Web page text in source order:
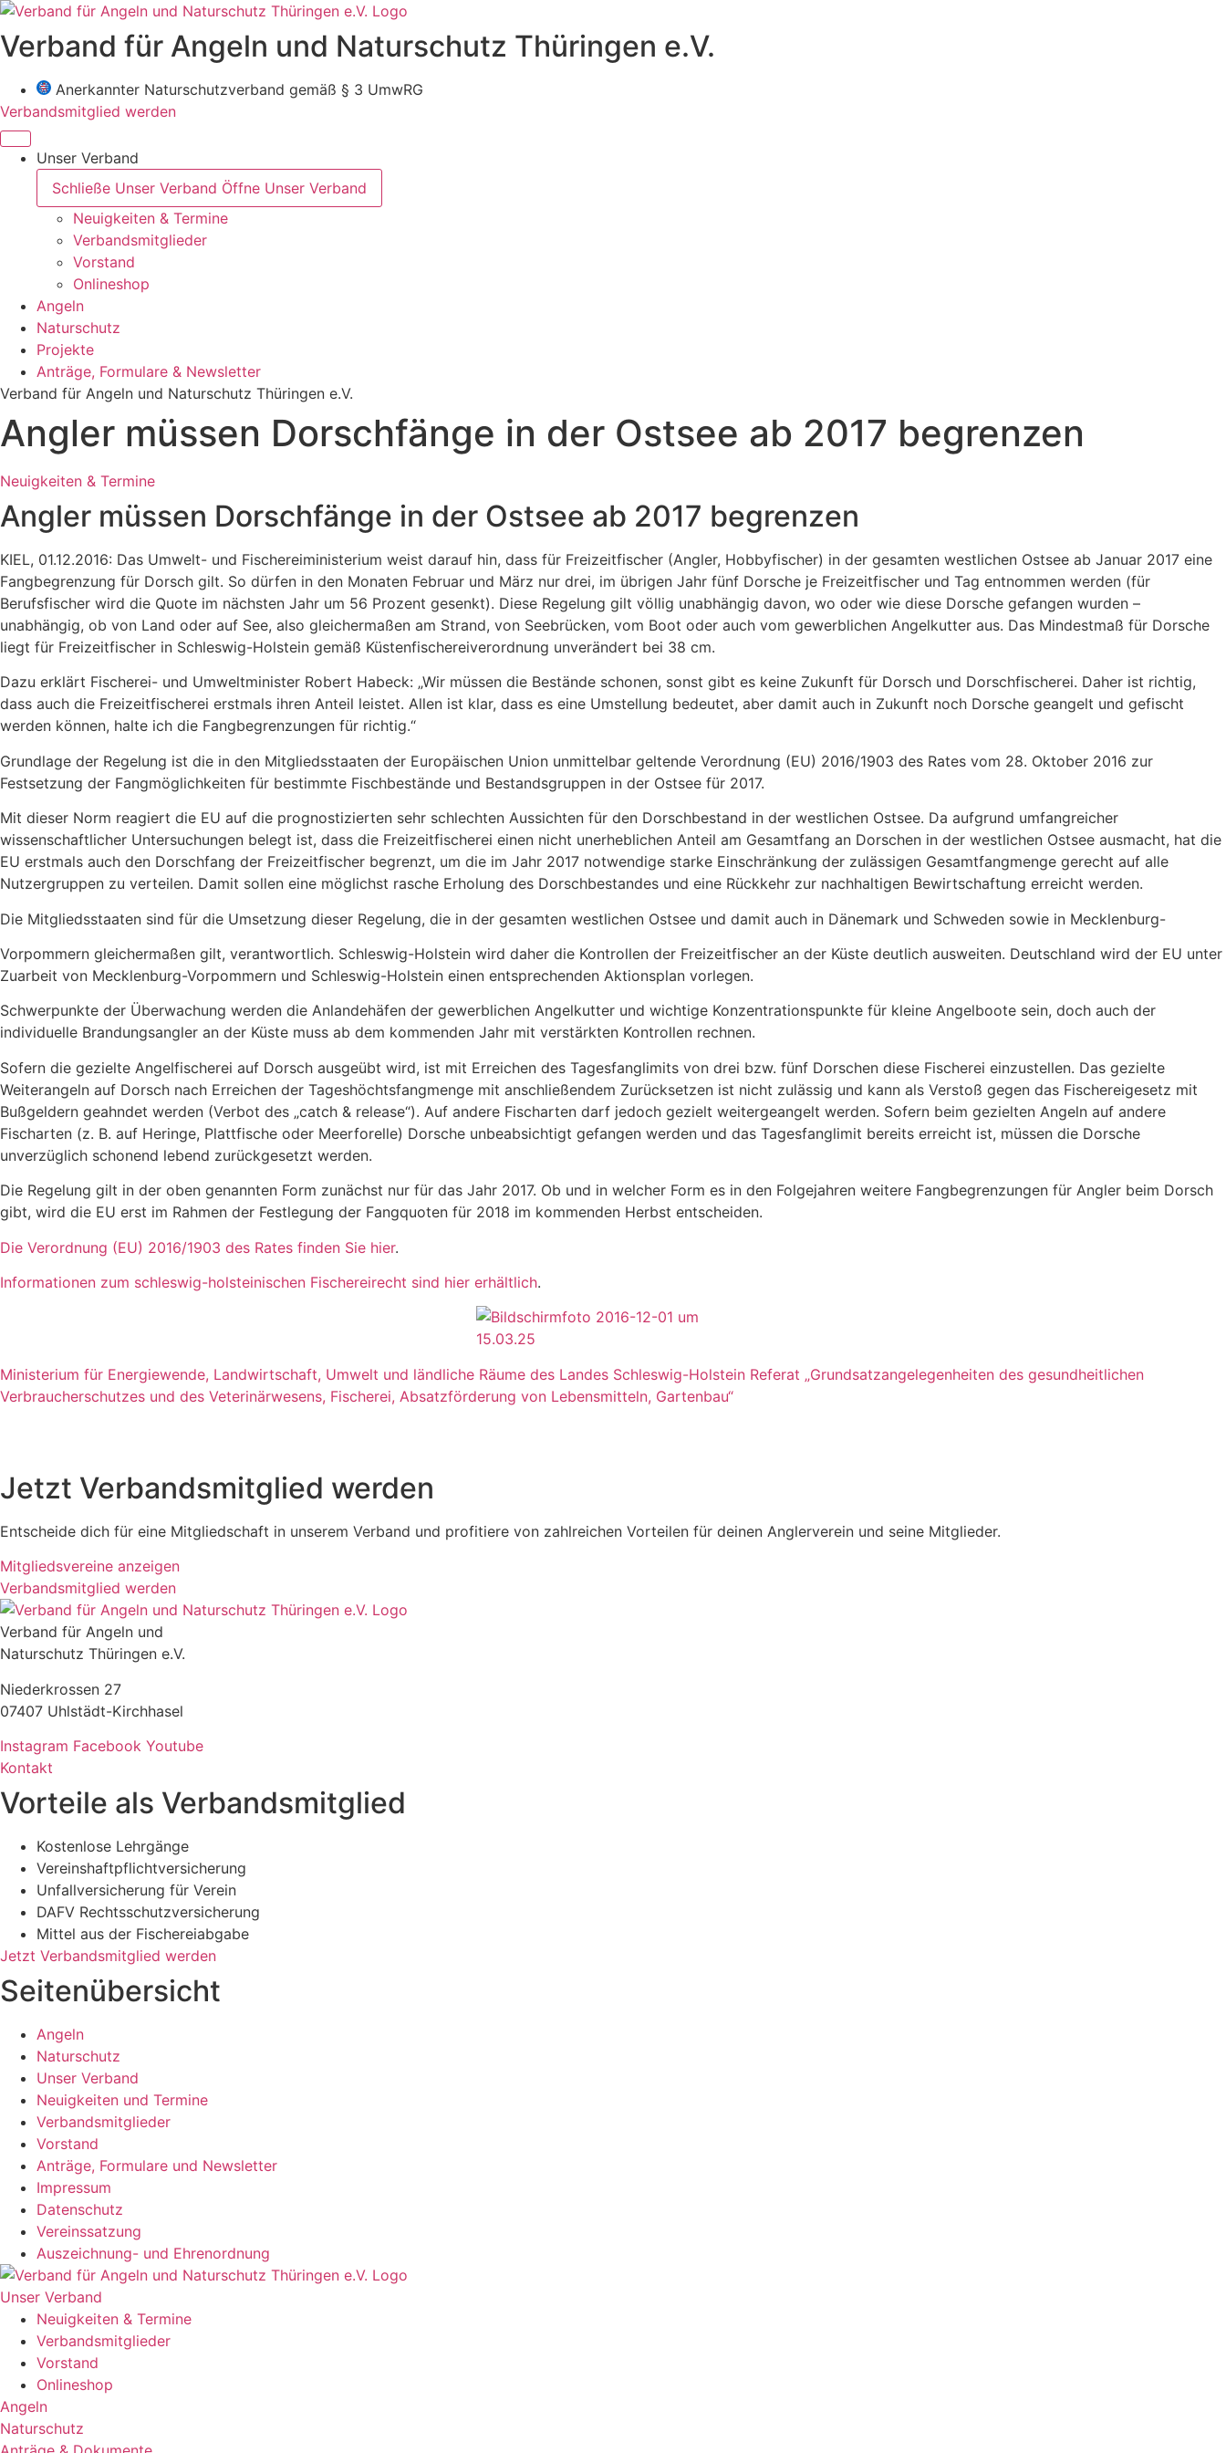
Zum
Inhalt
wechseln
Verband für Angeln und Naturschutz Thüringen e.V.
Anerkannter Naturschutzverband gemäß § 3 UmwRG
Verbandsmitglied werden
Unser Verband
Schließe Unser Verband Öffne Unser Verband
Neuigkeiten & Termine
Verbandsmitglieder
Vorstand
Onlineshop
Angeln
Naturschutz
Projekte
Anträge, Formulare & Newsletter
Verband für Angeln und Naturschutz Thüringen e.V.
Angler müssen Dorschfänge in der Ostsee ab 2017 begrenzen
Neuigkeiten & Termine
Angler müssen Dorschfänge in der Ostsee ab 2017 begrenzen
KIEL, 01.12.2016: Das Umwelt- und Fischereiministerium weist darauf hin, dass für Freizeitfischer (Angler, Hobbyfischer) in der gesamten westlichen Ostsee ab Januar 2017 eine
Fangbegrenzung für Dorsch gilt. So dürfen in den Monaten Februar und März nur drei, im übrigen Jahr fünf Dorsche je Freizeitfischer und Tag entnommen werden (für
Berufsfischer wird die Quote im nächsten Jahr um 56 Prozent gesenkt). Diese Regelung gilt völlig unabhängig davon, wo oder wie diese Dorsche gefangen wurden –
unabhängig, ob von Land oder auf See, also gleichermaßen am Strand, von Seebrücken, vom Boot oder auch vom gewerblichen Angelkutter aus. Das Mindestmaß für Dorsche
liegt für Freizeitfischer in Schleswig-Holstein gemäß Küstenfischereiverordnung unverändert bei 38 cm.
Dazu erklärt Fischerei- und Umweltminister Robert Habeck: „Wir müssen die Bestände schonen, sonst gibt es keine Zukunft für Dorsch und Dorschfischerei. Daher ist richtig,
dass auch die Freizeitfischerei erstmals ihren Anteil leistet. Allen ist klar, dass es eine Umstellung bedeutet, aber damit auch in Zukunft noch Dorsche geangelt und gefischt
werden können, halte ich die Fangbegrenzungen für richtig.“
Grundlage der Regelung ist die in den Mitgliedsstaaten der Europäischen Union unmittelbar geltende Verordnung (EU) 2016/1903 des Rates vom 28. Oktober 2016 zur
Festsetzung der Fangmöglichkeiten für bestimmte Fischbestände und Bestandsgruppen in der Ostsee für 2017.
Mit dieser Norm reagiert die EU auf die prognostizierten sehr schlechten Aussichten für den Dorschbestand in der westlichen Ostsee. Da aufgrund umfangreicher
wissenschaftlicher Untersuchungen belegt ist, dass die Freizeitfischerei einen nicht unerheblichen Anteil am Gesamtfang an Dorschen in der westlichen Ostsee ausmacht, hat die
EU erstmals auch den Dorschfang der Freizeitfischer begrenzt, um die im Jahr 2017 notwendige starke Einschränkung der zulässigen Gesamtfangmenge gerecht auf alle
Nutzergruppen zu verteilen. Damit sollen eine möglichst rasche Erholung des Dorschbestandes und eine Rückkehr zur nachhaltigen Bewirtschaftung erreicht werden.
Die Mitgliedsstaaten sind für die Umsetzung dieser Regelung, die in der gesamten westlichen Ostsee und damit auch in Dänemark und Schweden sowie in Mecklenburg-
Vorpommern gleichermaßen gilt, verantwortlich. Schleswig-Holstein wird daher die Kontrollen der Freizeitfischer an der Küste deutlich ausweiten. Deutschland wird der EU unter
Zuarbeit von Mecklenburg-Vorpommern und Schleswig-Holstein einen entsprechenden Aktionsplan vorlegen.
Schwerpunkte der Überwachung werden die Anlandehäfen der gewerblichen Angelkutter und wichtige Konzentrationspunkte für kleine Angelboote sein, doch auch der
individuelle Brandungsangler an der Küste muss ab dem kommenden Jahr mit verstärkten Kontrollen rechnen.
Sofern die gezielte Angelfischerei auf Dorsch ausgeübt wird, ist mit Erreichen des Tagesfanglimits von drei bzw. fünf Dorschen diese Fischerei einzustellen. Das gezielte
Weiterangeln auf Dorsch nach Erreichen der Tageshöchtsfangmenge mit anschließendem Zurücksetzen ist nicht zulässig und kann als Verstoß gegen das Fischereigesetz mit
Bußgeldern geahndet werden (Verbot des „catch & release“). Auf andere Fischarten darf jedoch gezielt weitergeangelt werden. Sofern beim gezielten Angeln auf andere
Fischarten (z. B. auf Heringe, Plattfische oder Meerforelle) Dorsche unbeabsichtigt gefangen werden und das Tagesfanglimit bereits erreicht ist, müssen die Dorsche
unverzüglich schonend lebend zurückgesetzt werden.
Die Regelung gilt in der oben genannten Form zunächst nur für das Jahr 2017. Ob und in welcher Form es in den Folgejahren weitere Fangbegrenzungen für Angler beim Dorsch
gibt, wird die EU erst im Rahmen der Festlegung der Fangquoten für 2018 im kommenden Herbst entscheiden.
Die Verordnung (EU) 2016/1903 des Rates finden Sie hier.
Informationen zum schleswig-holsteinischen Fischereirecht sind hier erhältlich.
Ministerium für Energiewende, Landwirtschaft, Umwelt und ländliche Räume des Landes Schleswig-Holstein Referat „Grundsatzangelegenheiten des gesundheitlichen
Verbraucherschutzes und des Veterinärwesens, Fischerei, Absatzförderung von Lebensmitteln, Gartenbau“
Jetzt Verbandsmitglied werden
Entscheide dich für eine Mitgliedschaft in unserem Verband und profitiere von zahlreichen Vorteilen für deinen Anglerverein und seine Mitglieder.
Mitgliedsvereine anzeigen
Verbandsmitglied werden
Verband für Angeln und
Naturschutz Thüringen e.V.
Niederkrossen 27
07407 Uhlstädt-Kirchhasel
Instagram Facebook Youtube
Kontakt
Vorteile als Verbandsmitglied
Kostenlose Lehrgänge
Vereinshaftpflichtversicherung
Unfallversicherung für Verein
DAFV Rechtsschutzversicherung
Mittel aus der Fischereiabgabe
Jetzt Verbandsmitglied werden
Seitenübersicht
Angeln
Naturschutz
Unser Verband
Neuigkeiten und Termine
Verbandsmitglieder
Vorstand
Anträge, Formulare und Newsletter
Impressum
Datenschutz
Vereinssatzung
Auszeichnung- und Ehrenordnung
Unser Verband
Neuigkeiten & Termine
Verbandsmitglieder
Vorstand
Onlineshop
Angeln
Naturschutz